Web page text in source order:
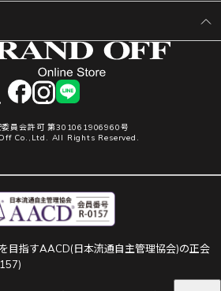
facebookinstagram
LINE
委員会許可 第301061906960号
Co.,Ltd. All Rights Reserved.
目指すAACD(日本流通自主管理協会)の正会